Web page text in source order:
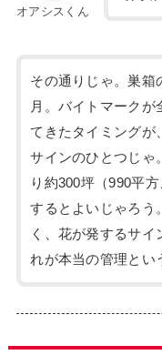
オアシスくん
その通りじゃ。巣箱
月。バイトマークが
てきたタイミングが
サインのひとつじゃ
り約300坪（990平
するとよいじゃろう
く、花が発するサ
れが本当の管理とい